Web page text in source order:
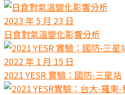
2023 年 5 月 23 日
日食對氣溫變化影響分析
2022 年 1 月 15 日
2021 YESR 實驗：國防-三星站